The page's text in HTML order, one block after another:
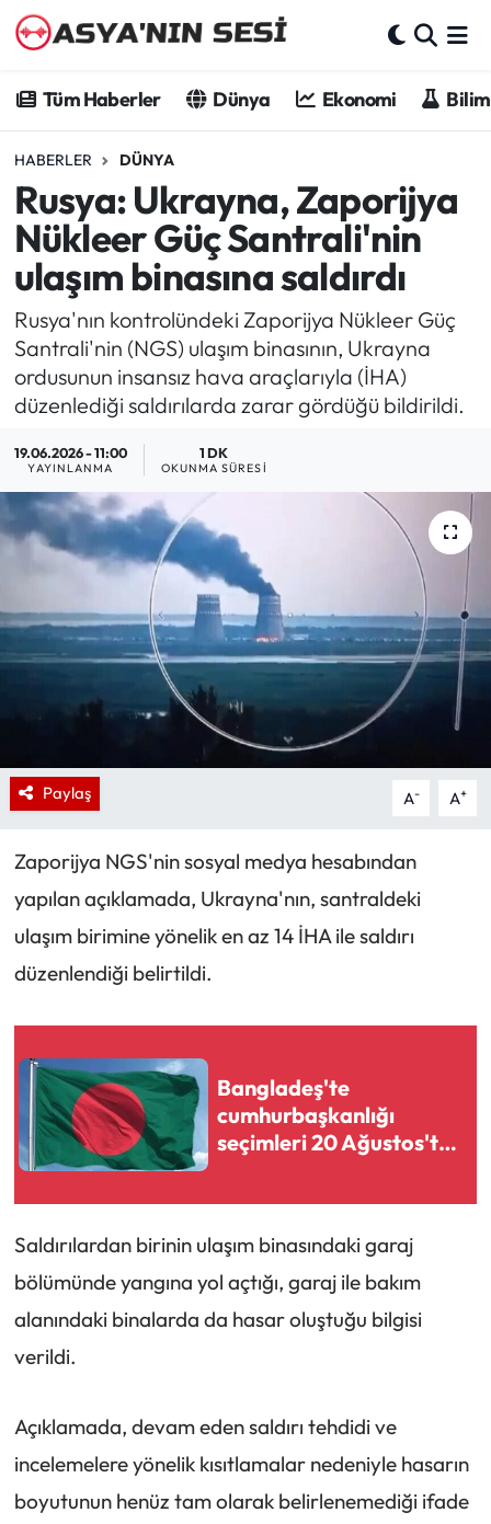
Tüm Haberler Dünya Ekonomi
HABERLER DÜNYA
Rusya: Ukrayna, Zaporijya
Nükleer Güç Santrali'nin
ulaşım binasına saldırdı
Rusya'nın kontrolündeki Zaporijya Nükleer Güç
Santrali'nin (NGS) ulaşım binasının, Ukrayna
ordusunun insansız hava araçlarıyla (İHA)
düzenlediği saldırılarda zarar gördüğü bildirildi.
19.06.2026 - 11:00
YAYINLANMA
1 DK
OKUNMA SÜRESI
Paylaş A- A+
Zaporijya NGS'nin sosyal medya hesabından
yapılan açıklamada, Ukrayna'nın, santraldeki
ulaşım birimine yönelik en az 14 İHA ile saldırı
düzenlendiği belirtildi.
Bangladeş'te
cumhurbaşkanlığı
seçimleri 20 Ağustos'ta
Saldırılardan birinin ulaşım binasındaki garaj
bölümünde yangına yol açtığı, garaj ile bakım
alanındaki binalarda da hasar oluştuğu bilgisi
verildi.
Açıklamada, devam eden saldırı tehdidi ve
incelemelere yönelik kısıtlamalar nedeniyle hasarın
boyutunun henüz tam olarak belirlenemediği ifade
Dünya
Ekonomi
Bilim - Teknoloji
Kültür - Sanat
Spor
Asya-Pasifik
Yazarlar